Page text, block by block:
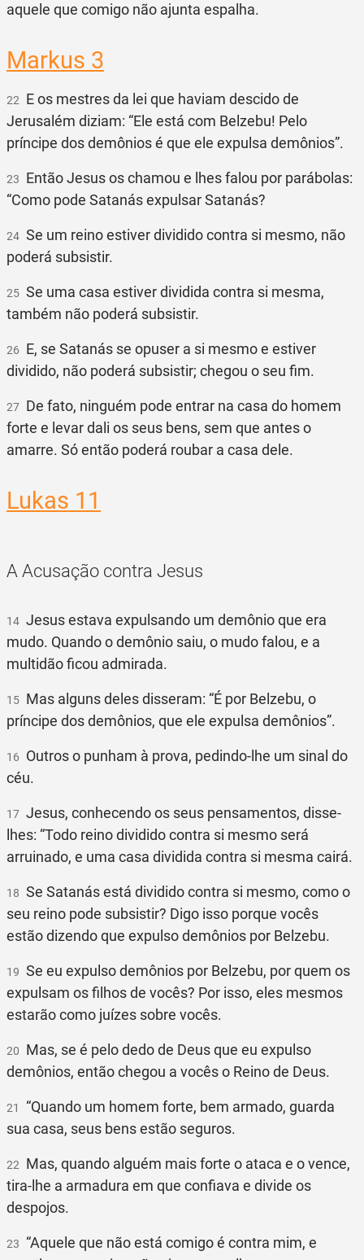
aquele que comigo não ajunta espalha.
Markus 3
22 E os mestres da lei que haviam descido de
Jerusalém diziam: “Ele está com Belzebu! Pelo
príncipe dos demônios é que ele expulsa demônios”.
23 Então Jesus os chamou e lhes falou por parábolas:
“Como pode Satanás expulsar Satanás?
24 Se um reino estiver dividido contra si mesmo, não
poderá subsistir.
25 Se uma casa estiver dividida contra si mesma,
também não poderá subsistir.
26 E, se Satanás se opuser a si mesmo e estiver
dividido, não poderá subsistir; chegou o seu fim.
27 De fato, ninguém pode entrar na casa do homem
forte e levar dali os seus bens, sem que antes o
amarre. Só então poderá roubar a casa dele.
Lukas 11
A Acusação contra Jesus
14 Jesus estava expulsando um demônio que era
mudo. Quando o demônio saiu, o mudo falou, e a
multidão ficou admirada.
15 Mas alguns deles disseram: “É por Belzebu, o
príncipe dos demônios, que ele expulsa demônios”.
16 Outros o punham à prova, pedindo-lhe um sinal do
céu.
17 Jesus, conhecendo os seus pensamentos, disse-
lhes: “Todo reino dividido contra si mesmo será
arruinado, e uma casa dividida contra si mesma cairá.
18 Se Satanás está dividido contra si mesmo, como o
seu reino pode subsistir? Digo isso porque vocês
estão dizendo que expulso demônios por Belzebu.
19 Se eu expulso demônios por Belzebu, por quem os
expulsam os filhos de vocês? Por isso, eles mesmos
estarão como juízes sobre vocês.
20 Mas, se é pelo dedo de Deus que eu expulso
demônios, então chegou a vocês o Reino de Deus.
21
“Quando um homem forte, bem armado, guarda
sua casa, seus bens estão seguros.
22 Mas, quando alguém mais forte o ataca e o vence,
tira-lhe a armadura em que confiava e divide os
despojos.
23 “Aquele que não está comigo é contra mim, e